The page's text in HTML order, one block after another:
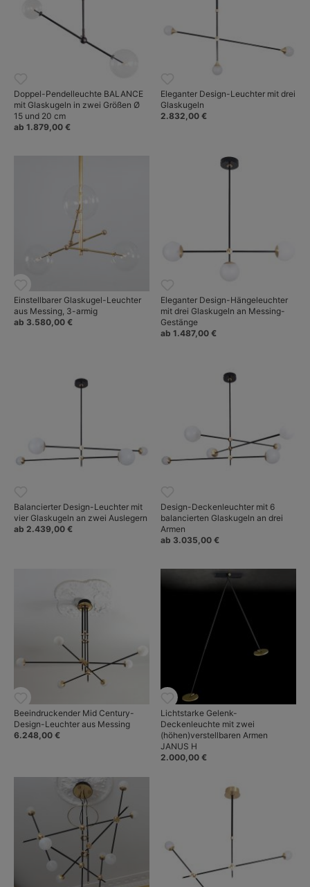
Doppel-Pendelleuchte BALANCE
mit Glaskugeln in zwei Größen Ø
15 und 20 cm
ab 1.879,00 €
Eleganter Design-Leuchter mit drei
Glaskugeln
2.832,00 €
Einstellbarer Glaskugel-Leuchter
aus Messing, 3-armig
ab 3.580,00 €
Eleganter Design-Hängeleuchter
mit drei Glaskugeln an Messing-
Gestänge
ab 1.487,00 €
Balancierter Design-Leuchter mit
vier Glaskugeln an zwei Auslegern
ab 2.439,00 €
Design-Deckenleuchter mit 6
balancierten Glaskugeln an drei
Armen
ab 3.035,00 €
Beeindruckender Mid Century-
Design-Leuchter aus Messing
6.248,00 €
Lichtstarke Gelenk-
Deckenleuchte mit zwei
(höhen)verstellbaren Armen
JANUS H
2.000,00 €